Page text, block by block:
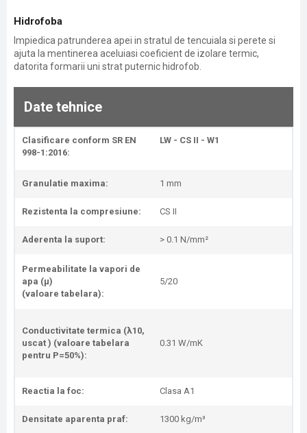
Hidrofoba
Impiedica patrunderea apei in stratul de tencuiala si perete si
ajuta la mentinerea aceluiasi coeficient de izolare termic,
datorita formarii uni strat puternic hidrofob.
Date tehnice
Clasificare conform SR EN
998-1:2016:
LW - CS II - W1
Granulatie maxima: 1 mm
Rezistenta la compresiune: CS II
Aderenta la suport: > 0.1 N/mm²
Permeabilitate la vapori de
apa (μ)
(valoare tabelara):
5/20
Conductivitate termica (λ10,
uscat ) (valoare tabelara
pentru P=50%):
0.31 W/mK
Reactia la foc: Clasa A1
Densitate aparenta praf: 1300 kg/m³